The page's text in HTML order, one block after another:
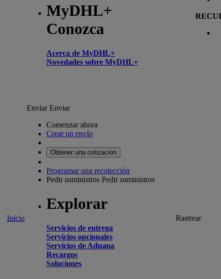
MyDHL+
Conozca
Acerca de MyDHL+
Novedades sobre MyDHL+
Inicio
EnviarEnviar
Comenzar ahora
Crear un envío
Obtener una cotización
Programar una recolección
Pedir suministros Pedir suministros
Explorar
Servicios de entrega
Servicios opcionales
Servicios de Aduana
Recargos
Soluciones
Rastrear